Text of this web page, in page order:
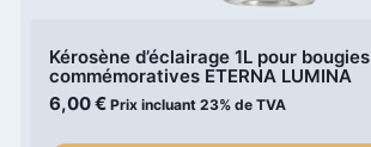
Kérosène d’éclairage 1L pour bougies
commémoratives ETERNA LUMINA
6,00€ Prix incluant 23% de TVA